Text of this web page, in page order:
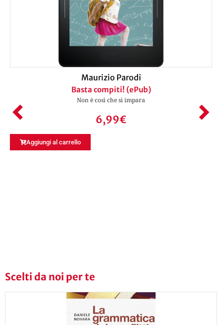
Maurizio Parodi
Basta compiti! (ePub)
Non è così che si impara
6,99€
Aggiungi al carrello
Scelti da noi per te